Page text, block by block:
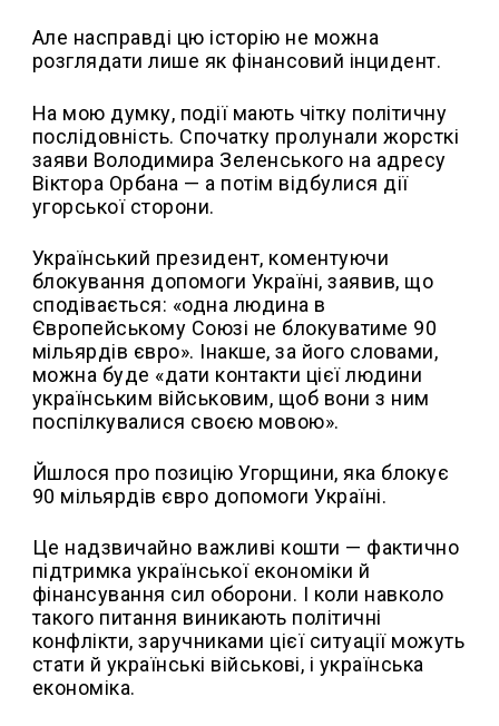
Але насправді цю історію не можна
розглядати лише як фінансовий інцидент.
На мою думку, події мають чітку політичну
послідовність. Спочатку пролунали жорсткі
заяви Володимира Зеленського на адресу
Віктора Орбана — а потім відбулися дії
угорської сторони.
Український президент, коментуючи
блокування допомоги Україні, заявив, що
сподівається: «одна людина в
Європейському Союзі не блокуватиме 90
мільярдів євро». Інакше, за його словами,
можна буде «дати контакти цієї людини
українським військовим, щоб вони з ним
поспілкувалися своєю мовою».
Йшлося про позицію Угорщини, яка блокує
90 мільярдів євро допомоги Україні.
Це надзвичайно важливі кошти — фактично
підтримка української економіки й
фінансування сил оборони. І коли навколо
такого питання виникають політичні
конфлікти, заручниками цієї ситуації можуть
стати й українські військові, і українська
економіка.